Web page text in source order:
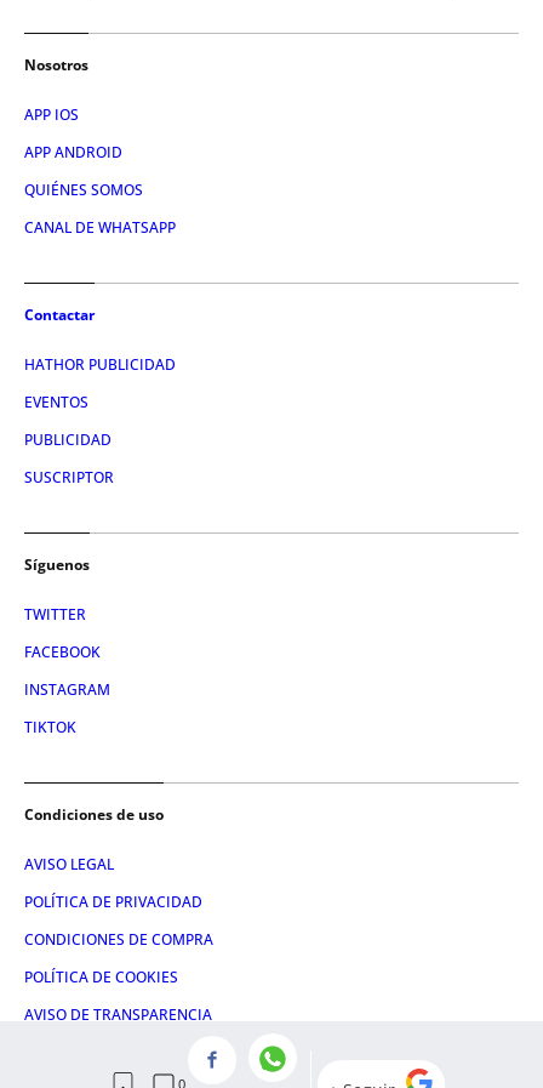
Nosotros
APP IOS
APP ANDROID
QUIÉNES SOMOS
CANAL DE WHATSAPP
Contactar
HATHOR PUBLICIDAD
EVENTOS
PUBLICIDAD
SUSCRIPTOR
Síguenos
TWITTER
FACEBOOK
INSTAGRAM
TIKTOK
Condiciones de uso
AVISO LEGAL
POLÍTICA DE PRIVACIDAD
CONDICIONES DE COMPRA
POLÍTICA DE COOKIES
AVISO DE TRANSPARENCIA